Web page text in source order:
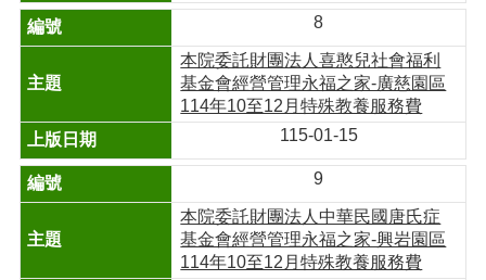
8
本院委託財團法人喜憨兒社會福利
基金會經營管理永福之家-廣慈園區
114年10至12月特殊教養服務費
115-01-15
9
本院委託財團法人中華民國唐氏症
基金會經營管理永福之家-興岩園區
114年10至12月特殊教養服務費